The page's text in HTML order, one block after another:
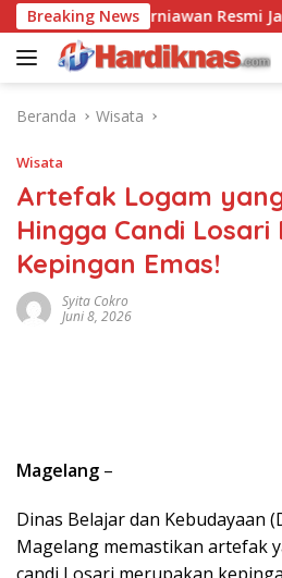
Langsung
ke
konten
Breaking News
Anang Kurniawan Resmi Jabat
Beranda Wisata
Wisata
Artefak Logam
Hingga Candi Losari
Kepingan Emas!
Syita Cokro
Juni 8, 2026
Magelang –
Dinas Belajar dan Kebudayaan
Magelang memastikan artefak